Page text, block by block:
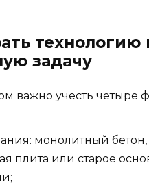
технологию
задачу
важно учесть четыре
монолитный бетон,
плита или старое